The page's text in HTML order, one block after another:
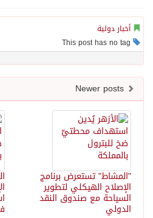
أخبار دولية
"المشاط" تستعرض برنامج
الإصلاح الهيكلي لتطوير
السياحة مع صندوق النقد
الدولي